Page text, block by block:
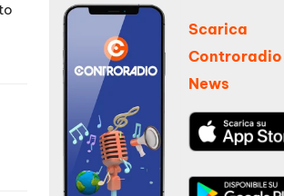
Scarica
Controradio
News